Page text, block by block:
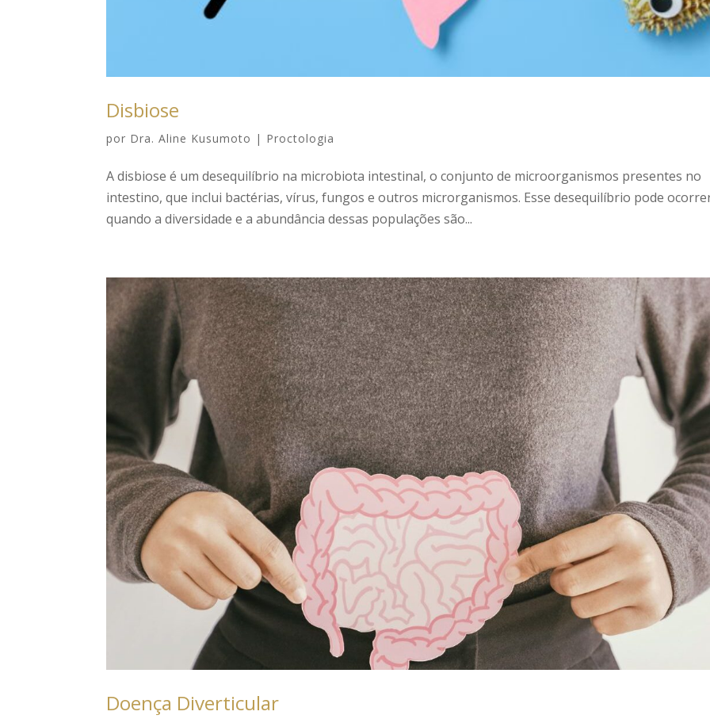
Disbiose
por Dra. Aline Kusumoto | Proctologia
A disbiose é um desequilíbrio na microbiota intestinal, o conjunto de microorganismos presentes no
intestino, que inclui bactérias, vírus, fungos e outros microrganismos. Esse desequilíbrio pode
quando a diversidade e a abundância dessas populações são...
Doença Diverticular